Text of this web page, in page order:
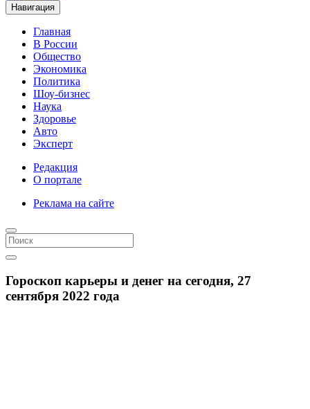
Навигация
Главная
В России
Общество
Экономика
Политика
Шоу-бизнес
Наука
Здоровье
Авто
Эксперт
Редакция
О портале
Реклама на сайте
Гороскоп карьеры и денег на сегодня, 27
сентября 2022 года